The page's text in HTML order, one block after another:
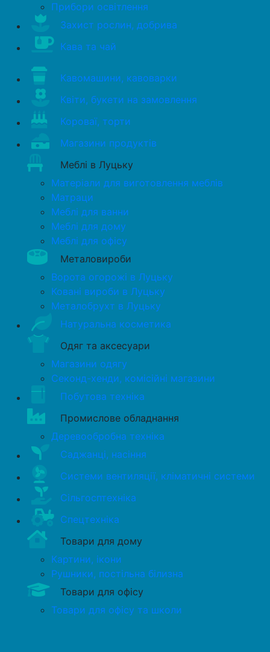
Прибори освітлення
Захист рослин, добрива
Кава та чай
Кавомашини, кавоварки
Квіти, букети на замовлення
Короваї, торти
Магазини продуктів
Меблі в Луцьку
Матеріали для виготовлення меблів
Матраци
Меблі для ванни
Меблі для дому
Меблі для офісу
Металовироби
Ворота огорожі в Луцьку
Ковані вироби в Луцьку
Металобрухт в Луцьку
Натуральна косметика
Одяг та аксесуари
Магазини одягу
Секонд-хенди, комісійні магазини
Побутова техніка
Промислове обладнання
Деревообробна техніка
Саджанці, насіння
Системи вентиляції, кліматичні системи
Сільгосптехніка
Спецтехніка
Товари для дому
Картини, ікони
Рушники, постільна білизна
Товари для офісу
Товари для офісу та школи